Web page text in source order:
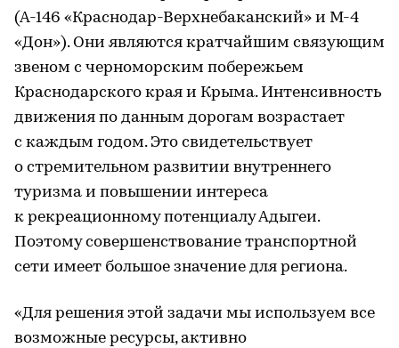
(А-146 «Краснодар-Верхнебаканский» и М-4
«Дон»). Они являются кратчайшим связующим
звеном с черноморским побережьем
Краснодарского края и Крыма. Интенсивность
движения по данным дорогам возрастает
с каждым годом. Это свидетельствует
о стремительном развитии внутреннего
туризма и повышении интереса
к рекреационному потенциалу Адыгеи.
Поэтому совершенствование транспортной
сети имеет большое значение для региона.
«Для решения этой задачи мы используем все
возможные ресурсы, активно